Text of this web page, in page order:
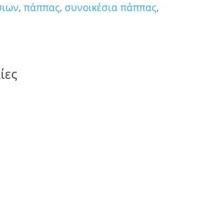
, πάππας, συνοικέσια πάππας,